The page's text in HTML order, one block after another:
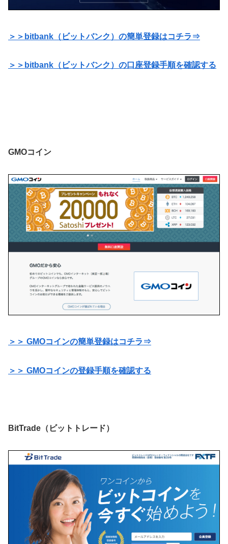
＞＞bitbank（ビットバンク）の簡単登録はコチラ⇒
＞＞bitbank（ビットバンク）の口座登録手順を確認する
GMOコイン
＞＞ GMOコインの簡単登録はコチラ⇒
＞＞ GMOコインの登録手順を確認する
BitTrade（ビットトレード）